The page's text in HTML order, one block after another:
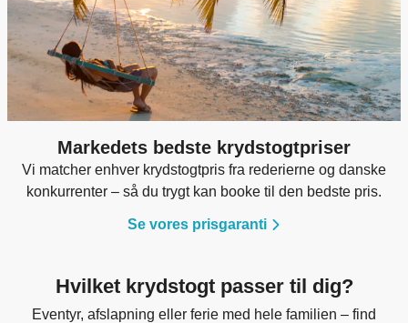
Markedets bedste krydstogtpriser
Vi matcher enhver krydstogtpris fra rederierne og danske
konkurrenter – så du trygt kan booke til den bedste pris.
Se vores prisgaranti
Hvilket krydstogt passer til dig?
Eventyr, afslapning eller ferie med hele familien – find